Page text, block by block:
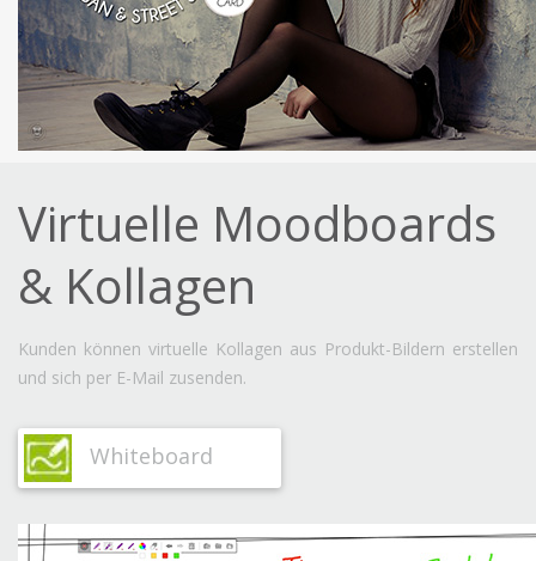
Virtuelle Moodboards
& Kollagen
Kunden können virtuelle Kollagen aus Produkt-Bildern erstellen
und sich per E-Mail zusenden.
Whiteboard